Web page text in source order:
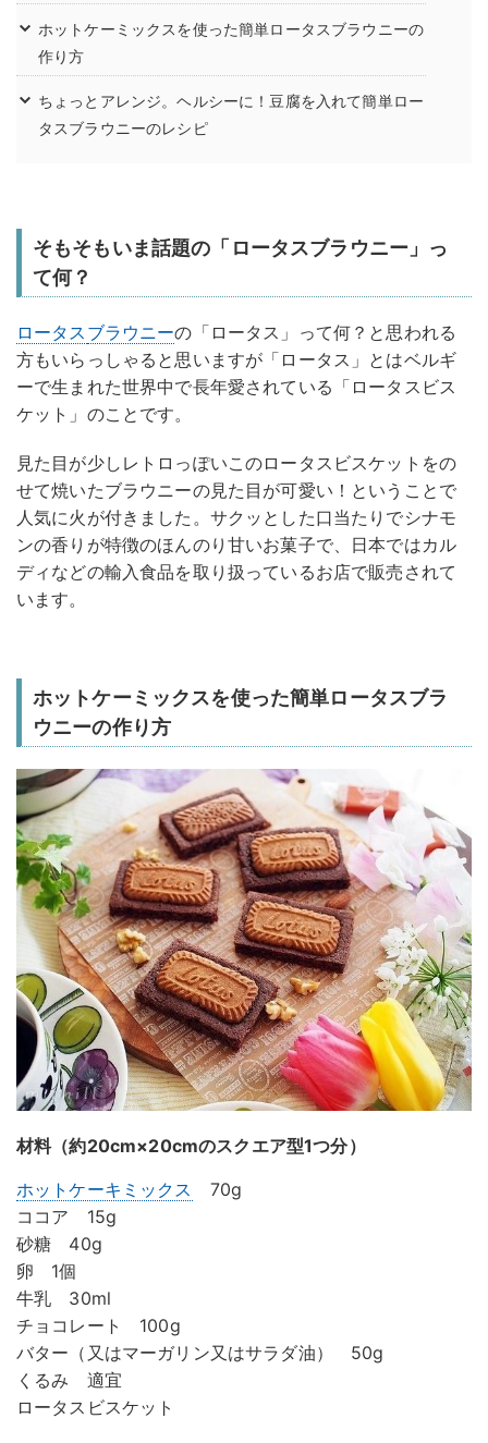
ホットケーミックスを使った簡単ロータスブラウニーの
作り方
ちょっとアレンジ。ヘルシーに！豆腐を入れて簡単ロー
タスブラウニーのレシピ
そもそもいま話題の「ロータスブラウニー」っ
て何？
ロータス ブラウニーの「ロータス」って何？と思われる
方もいらっしゃると思いますが「ロータス」とはベルギ
ーで生まれた世界中で長年愛されている「ロータスビス
ケット」のことです。
見た目が少しレトロっぽいこのロータスビスケットをの
せて焼いたブラウニーの見た目が可愛い！ということで
人気に火が付きました。サクッとした口当たりでシナモ
ンの香りが特徴のほんのり甘いお菓子で、日本ではカル
ディなどの輸入食品を取り扱っているお店で販売されて
います。
ホットケーミックスを使った簡単ロータスブラ
ウニーの作り方
材料（約20cm×20cmのスクエア型1つ分）
ホットケーキミックス
70g
ココア 15g
砂糖 40g
卵 1個
牛乳 30ml
チョコレート 100g
バター（又はマーガリン又はサラダ油） 50g
くるみ 適宜
ロータスビスケット